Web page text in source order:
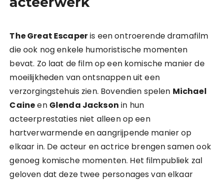
The Great Escaperis een ontroerende dramafilm
die ook nog enkele humoristische momenten
bevat. Zo laat de film op een komische manier de
moeilijkheden van ontsnappen uit een
verzorgingstehuis zien. Bovendien spelen Michael
Caineen Glenda Jackson in hun
acteerprestaties niet alleen op een
hartverwarmende en aangrijpende manier op
elkaar in. De acteur en actrice brengen samen ook
genoeg komische momenten. Het filmpubliek zal
geloven dat deze twee personages van elkaar